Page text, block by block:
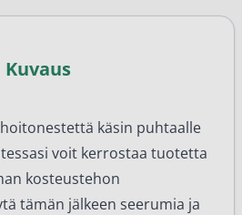
Kuvaus
käsin puhtaalle
voit kerrostaa tuotetta
kosteustehon
tämän jälkeen seerumia ja